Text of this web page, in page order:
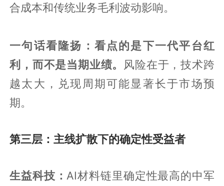
合成本和传统业务毛利波动影响。
一句话看隆扬：看点的是下一代平台红
利，而不是当期业绩。
风险在于，技术跨
越太大，兑现周期可能显著长于市场预
期。
第三层：主线扩散下的确定性受益者
生益科技： AI材料链里确定性最高的中军